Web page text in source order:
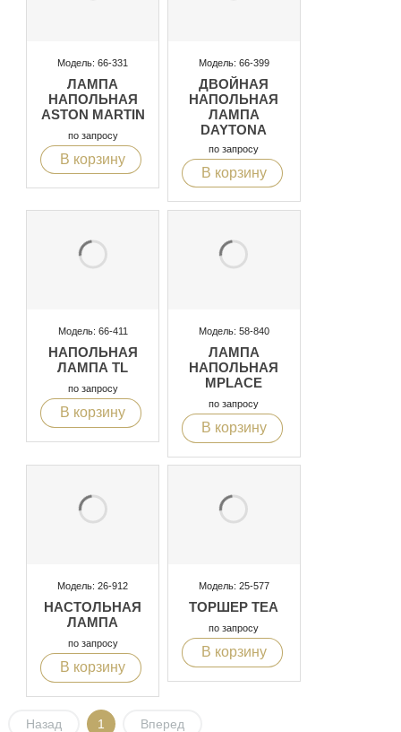
Модель: 66-331
ЛАМПА
НАПОЛЬНАЯ
ASTON MARTIN
по запросу
В корзину
Модель: 66-399
ДВОЙНАЯ
НАПОЛЬНАЯ
ЛАМПА
DAYTONA
по запросу
В корзину
Модель: 66-411
НАПОЛЬНАЯ
ЛАМПА TL
по запросу
В корзину
Модель: 58-840
ЛАМПА
НАПОЛЬНАЯ
MPLACE
по запросу
В корзину
Модель: 26-912
НАСТОЛЬНАЯ
ЛАМПА
по запросу
В корзину
Модель: 25-577
ТОРШЕР TEA
по запросу
В корзину
Назад 1 Вперед